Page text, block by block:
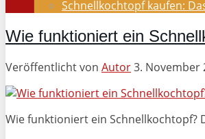
Schnellkochtopf kaufen:
Wie funktioniert ein
Veröffentlicht von Autor3. November
Wie funktioniert ein Schnellkochtopf?